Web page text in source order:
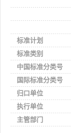
标准计划
标准类别
中国标准分类号
国际标准分类号
归口单位
执行单位
主管部门